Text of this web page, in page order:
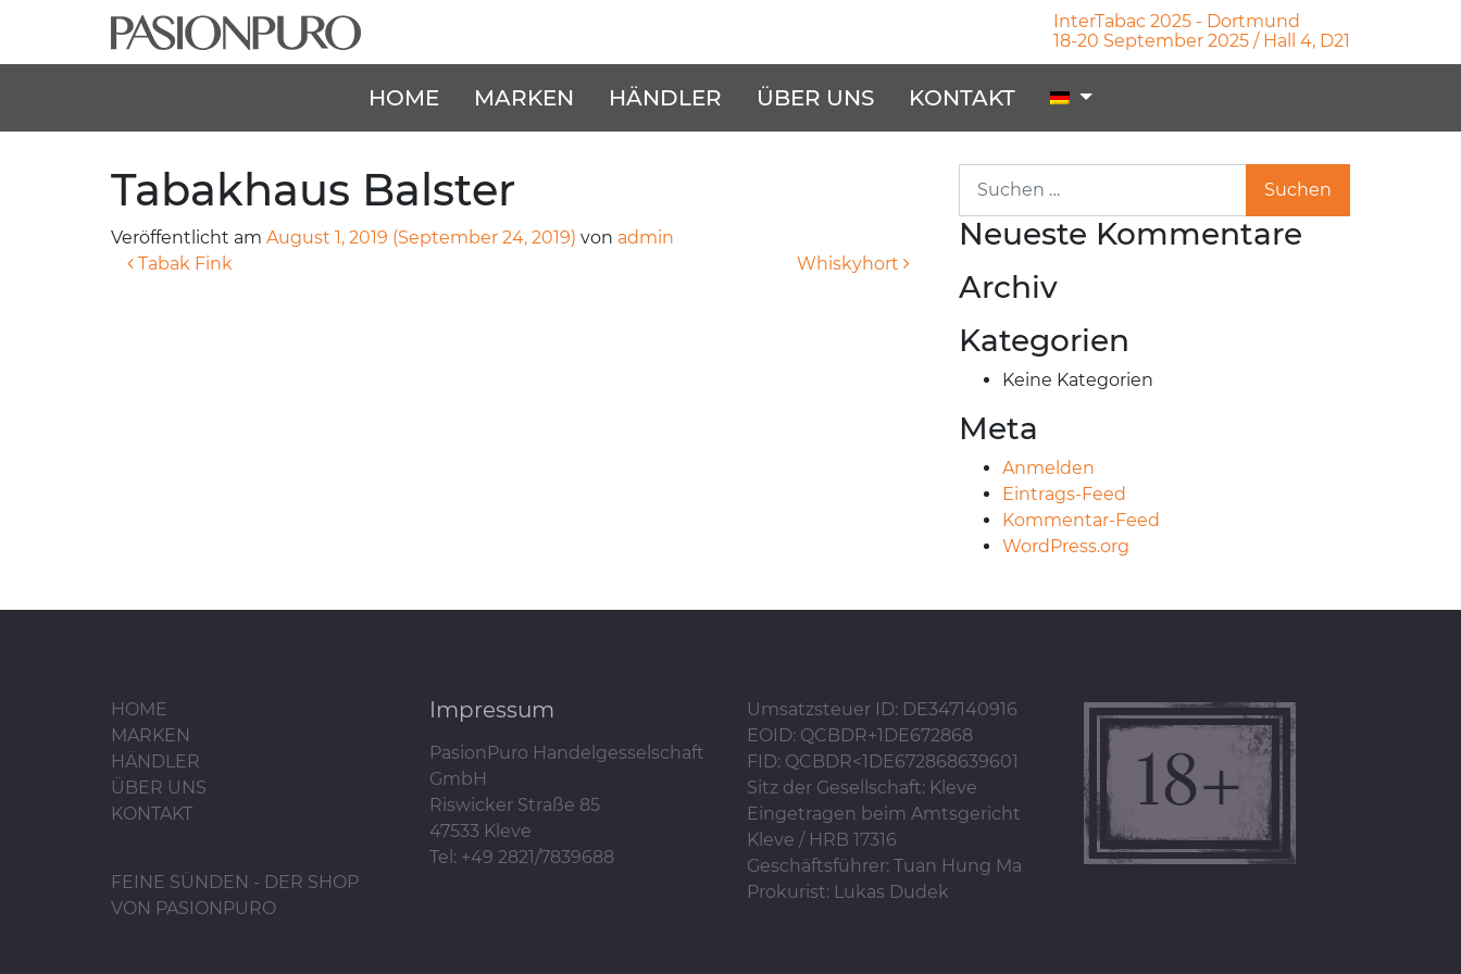
InterTabac 2025 - Dortmund
18-20 September 2025 / Hall 4, D21
HOME MARKEN HÄNDLER ÜBER UNS KONTAKT
Tabakhaus Balster
Veröffentlicht am August 1, 2019 (September 24, 2019) von admin
Beitragsnavigation
Tabak Fink Whiskyhort
Neueste Kommentare
Archiv
Kategorien
Keine Kategorien
Meta
Anmelden
Eintrags-Feed
Kommentar-Feed
WordPress.org
HOME
MARKEN
HÄNDLER
ÜBER UNS
KONTAKT
FEINE SÜNDEN - DER SHOP
VON PASIONPURO
Impressum
PasionPuro Handelgesselschaft
GmbH
Riswicker Straße 85
47533 Kleve
Tel: +49 2821/7839688
Umsatzsteuer ID: DE347140916
EOID: QCBDR+1DE672868
FID: QCBDR<1DE672868639601
Sitz der Gesellschaft: Kleve
Eingetragen beim Amtsgericht
Kleve / HRB 17316
Geschäftsführer: Tuan Hung Ma
Prokurist: Lukas Dudek